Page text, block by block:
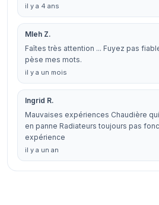
il y a 4 ans
Mleh Z.
Faîtes très attention ... Fuyez pas
pèse mes mots.
il y a un mois
Ingrid R.
Mauvaises expériences Chaudière
en panne Radiateurs toujours pas
expérience
il y a un an